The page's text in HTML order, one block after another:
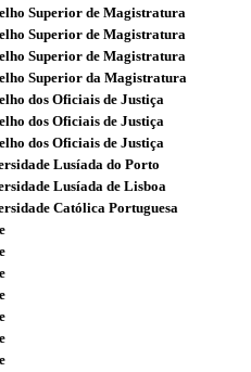
Superior de Magistratura
Superior de Magistratura
Superior de Magistratura
Superior da Magistratura
dos Oficiais de Justiça
dos Oficiais de Justiça
dos Oficiais de Justiça
Lusíada do Porto
Lusíada de Lisboa
Católica Portuguesa